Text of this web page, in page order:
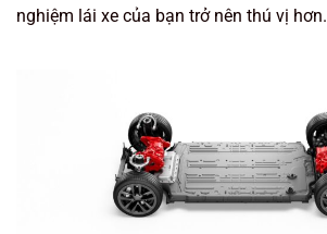
nghiệm lái xe của bạn trở nên thú vị hơn.